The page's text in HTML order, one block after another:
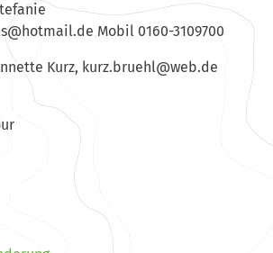
ed.li
amtoh Mobil 0160-3109700
Kurz, ed.be
w@lhe
urb.z
ruk